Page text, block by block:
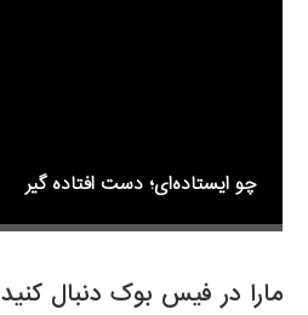
چو ایستاده‌ای؛ دست افتاده گیر
مارا در فیس بوک دنبال کنید